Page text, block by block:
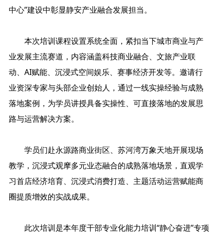
中心”建设中彰显静安产业融合发展担当。
本次培训课程设置系统全面，紧扣当下城市商业与产
业发展主流赛道，内容涵盖科技商业融合、文旅产业联
动、AI赋能、沉浸式空间娱乐、赛事经济开发等。邀请行
业资深专家与头部企业创始人，通过一线实操经验与成熟
落地案例，为学员讲授具备实操性、可直接落地的发展思
路与运营解决方案。
学员们赴永源路商业街区、苏河湾万象天地开展现场
教学，沉浸式观摩多元业态融合的成熟落地场景，直观学
习首店经济培育、沉浸式消费打造、主题活动运营赋能商
圈提质增效的实战成果。
此次培训是本年度干部专业化能力培训“静心奋进”专项